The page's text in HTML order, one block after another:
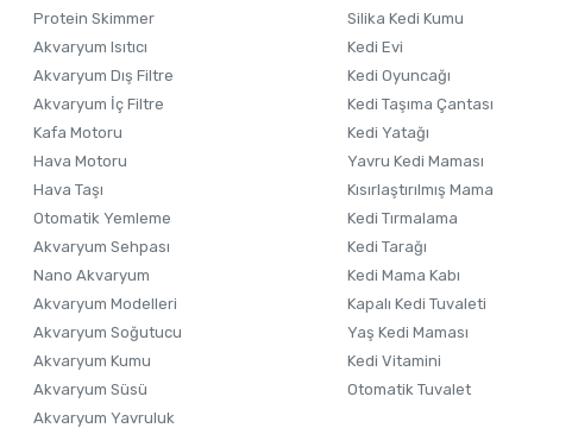
Ürün fiyatı diğer sitelerden daha pahalı.
Bu ürüne benzer farklı alternatifler olmalı.
Protein Skimmer
Akvaryum Isıtıcı
Akvaryum Dış Filtre
Akvaryum İç Filtre
Kafa Motoru
Hava Motoru
Hava Taşı
Otomatik Yemleme
Akvaryum Sehpası
Nano Akvaryum
Akvaryum Modelleri
Akvaryum Soğutucu
Akvaryum Kumu
Akvaryum Süsü
Akvaryum Yavruluk
Silika Kedi Kumu
Kedi Evi
Kedi Oyuncağı
Kedi Taşıma Çantası
Kedi Yatağı
Yavru Kedi Maması
Kısırlaştırılmış Mama
Kedi Tırmalama
Kedi Tarağı
Kedi Mama Kabı
Kapalı Kedi Tuvaleti
Yaş Kedi Maması
Kedi Vitamini
Otomatik Tuvalet